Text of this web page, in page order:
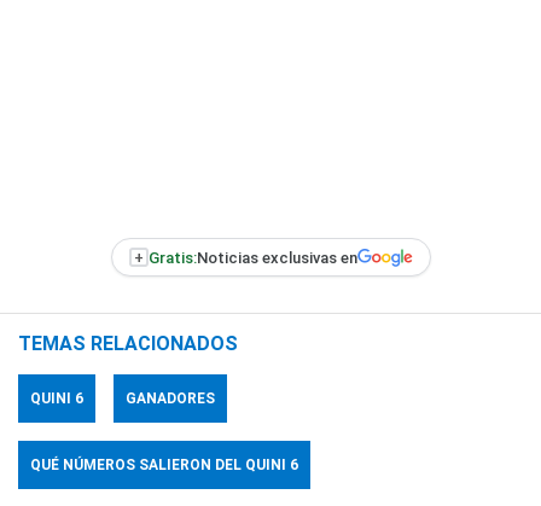
+ Gratis:Noticias exclusivas en
TEMAS RELACIONADOS
QUINI 6 GANADORES
QUÉ NÚMEROS SALIERON DEL QUINI 6